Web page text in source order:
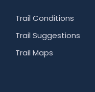
Trail Conditions
Trail Suggestions
Trail Maps